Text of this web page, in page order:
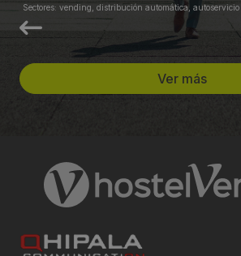
Sectores: vending, distribución automática, autoservicio
Ver más